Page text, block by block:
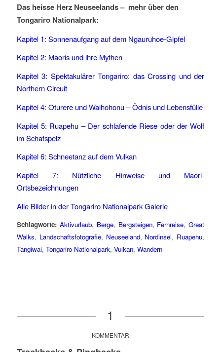
Das heisse Herz Neuseelands – mehr über den
Tongariro Nationalpark:
Kapitel 1: Sonnenaufgang auf dem Ngauruhoe-Gipfel
Kapitel 2: Maoris und ihre Mythen
Kapitel 3: Spektakulärer Tongariro: das Crossing und der
Northern Circuit
Kapitel 4: Oturere und Waihohonu – Ödnis und Lebensfülle
Kapitel 5: Ruapehu – Der schlafende Riese oder der Wolf
im Schafspelz
Kapitel 6: Schneetanz auf dem Vulkan
Kapitel 7: Nützliche Hinweise und Maori-
Ortsbezeichnungen
Alle Bilder in der Tongariro Nationalpark Galerie
Schlagworte: Aktivurlaub, Berge, Bergsteigen, Fernreise,Great
Walks, Landschaftsfotografie, Neuseeland, Nordinsel, Ruapehu,
Tangiwai, Tongariro Nationalpark, Vulkan, Wandern
1
KOMMENTAR